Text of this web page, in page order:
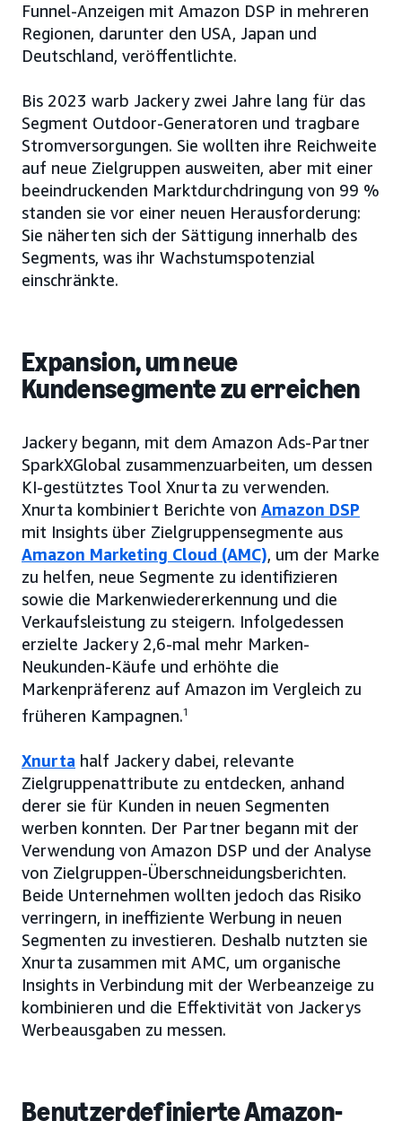
Funnel-Anzeigen mit Amazon DSP in mehreren
Regionen, darunter den USA, Japan und
Deutschland, veröffentlichte.
Bis 2023 warb Jackery zwei Jahre lang für das
Segment Outdoor-Generatoren und tragbare
Stromversorgungen. Sie wollten ihre Reichweite
auf neue Zielgruppen ausweiten, aber mit einer
beeindruckenden Marktdurchdringung von 99 %
standen sie vor einer neuen Herausforderung:
Sie näherten sich der Sättigung innerhalb des
Segments, was ihr Wachstumspotenzial
einschränkte.
Expansion, um neue
Kundensegmente zu erreichen
Jackery begann, mit dem Amazon Ads-Partner
SparkXGlobal zusammenzuarbeiten, um dessen
KI-gestütztes Tool Xnurta zu verwenden.
Xnurta kombiniert Berichte von Amazon DSP
mit Insights über Zielgruppensegmente aus
Amazon Marketing Cloud (AMC), um der Marke
zu helfen, neue Segmente zu identifizieren
sowie die Markenwiedererkennung und die
Verkaufsleistung zu steigern. Infolgedessen
erzielte Jackery 2,6-mal mehr Marken-
Neukunden-Käufe und erhöhte die
Markenpräferenz auf Amazon im Vergleich zu
früheren Kampagnen.1
Xnurta half Jackery dabei, relevante
Zielgruppenattribute zu entdecken, anhand
derer sie für Kunden in neuen Segmenten
werben konnten. Der Partner begann mit der
Verwendung von Amazon DSP und der Analyse
von Zielgruppen-Überschneidungsberichten.
Beide Unternehmen wollten jedoch das Risiko
verringern, in ineffiziente Werbung in neuen
Segmenten zu investieren. Deshalb nutzten sie
Xnurta zusammen mit AMC, um organische
Insights in Verbindung mit der Werbeanzeige zu
kombinieren und die Effektivität von Jackerys
Werbeausgaben zu messen.
Benutzerdefinierte Amazon-